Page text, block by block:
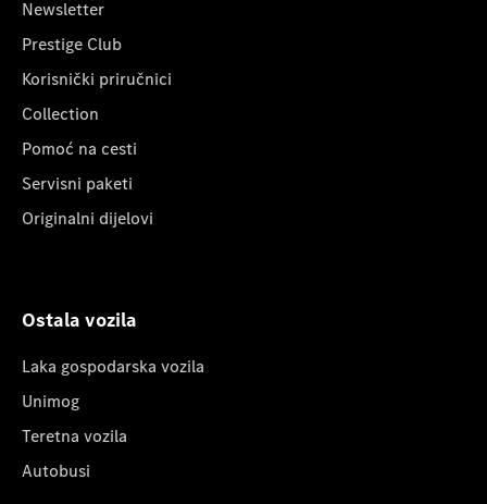
Newsletter
Prestige Club
Korisnički priručnici
Collection
Pomoć na cesti
Servisni paketi
Originalni dijelovi
Ostala vozila
Laka gospodarska vozila
Unimog
Teretna vozila
Autobusi